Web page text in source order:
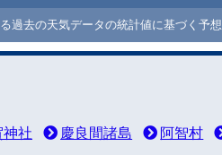
去の天気データの統計値に基づく予想
神社 慶良間諸島 阿智村